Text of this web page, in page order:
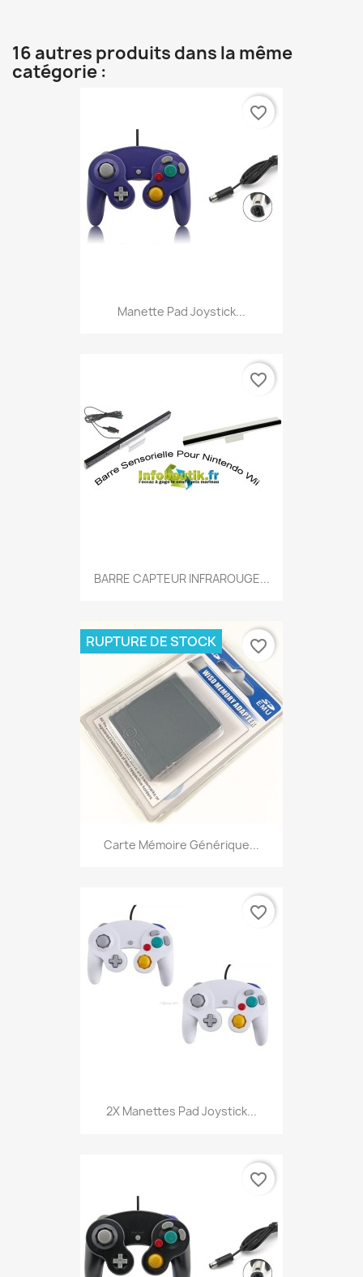
16 autres produits dans la même
catégorie :
Manette Pad Joystick...
favorite_border
BARRE CAPTEUR INFRAROUGE...
favorite_border
Carte Mémoire Générique...
RUPTURE DE STOCK favorite_border
2X Manettes Pad Joystick...
favorite_border
favorite_border